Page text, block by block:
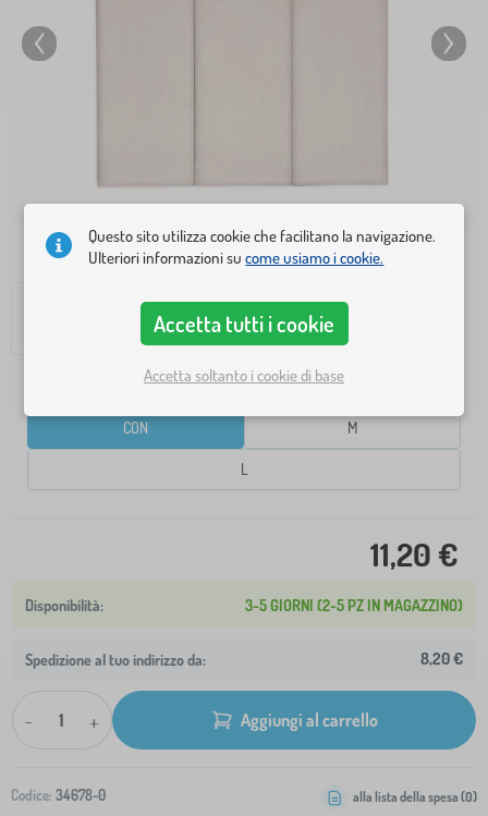
CON M
L
11,20 €
3-5 GIORNI (2-5 PZ IN MAGAZZINO)
Spedizione al tuo indirizzo da: 8,20 €
- + Aggiungi al carrello
Codice: 34678-0 alla lista della spesa (0)
Questo sito utilizza cookie che facilitano la navigazione.
Ulteriori informazioni sucome usiamo i cookie.
Accetta tutti i cookie
Accetta soltanto i cookie di base